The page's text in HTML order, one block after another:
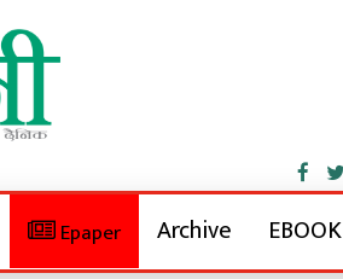
Epaper Archive EBOOK